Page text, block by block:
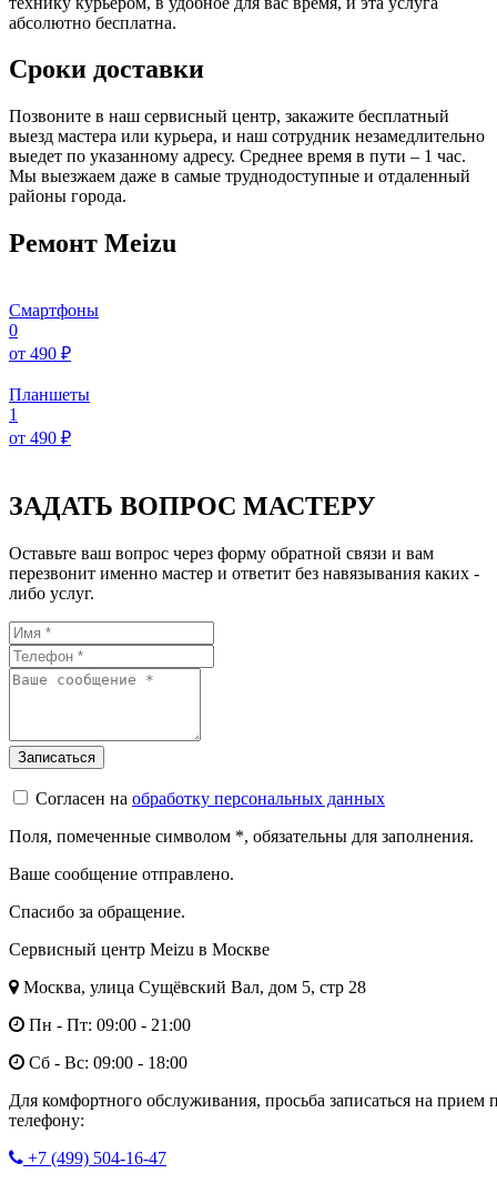
абсолютно бесплатна.
Сроки доставки
Позвоните в наш сервисный центр, закажите бесплатный
выезд мастера или курьера, и наш сотрудник незамедлительно
выедет по указанному адресу. Среднее время в пути – 1 час.
Мы выезжаем даже в самые труднодоступные и отдаленный
районы города.
Ремонт Meizu
Смартфоны
0
от 490 ₽
Планшеты
1
от 490 ₽
ЗАДАТЬ ВОПРОС МАСТЕРУ
Оставьте ваш вопрос через форму обратной связи и вам
перезвонит именно мастер и ответит без навязывания каких -
либо услуг.
Согласен на обработку персональных данных
Поля, помеченные символом *, обязательны для заполнения.
Ваше сообщение отправлено.
Спасибо за обращение.
Сервисный центр Meizu в Москве
Москва, улица Сущёвский Вал, дом 5, стр 28
Пн - Пт: 09:00 - 21:00
Сб - Вс: 09:00 - 18:00
Для комфортного обслуживания, просьба записаться на прием
телефону:
+7 (499) 504-16-47